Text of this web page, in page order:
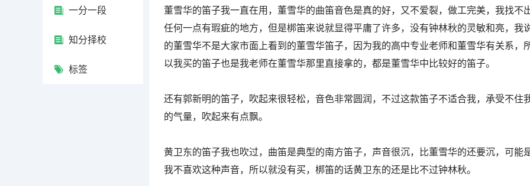
一分一段
知分择校
标签
董雪华的笛子我一直在用，董雪华的曲笛音色是真的好，又不爱裂，做工完美，我找不
任何一点有瑕疵的地方，但是梆笛来说就显得平庸了许多，没有钟林秋的灵敏和亮，我
的董雪华不是大家市面上看到的董雪华笛子，因为我的高中专业老师和董雪华有关系，
以我买的笛子也是我老师在董雪华那里直接拿的，都是董雪华中比较好的笛子。
还有郭新明的笛子，吹起来很轻松，音色非常圆润，不过这款笛子不适合我，承受不住
的气量，吹起来有点飘。
黄卫东的笛子我也吹过，曲笛是典型的南方笛子，声音很沉，比董雪华的还要沉，可能
我不喜欢这种声音，所以就没有买，梆笛的话黄卫东的还是比不过钟林秋。